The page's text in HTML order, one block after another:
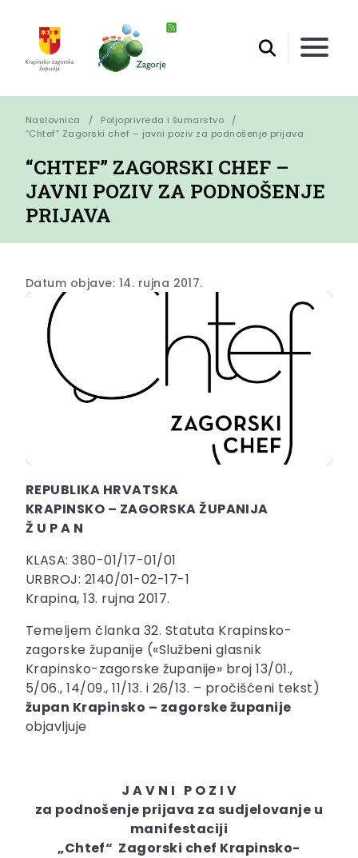
Naslovnica
Poljoprivreda i šumarstvo
“Chtef” Zagorski chef – javni poziv za podnošenje prijava
“CHTEF” ZAGORSKI CHEF –
JAVNI POZIV ZA PODNOŠENJE
PRIJAVA
Datum objave: 14. rujna 2017.
REPUBLIKA HRVATSKA
KRAPINSKO – ZAGORSKA ŽUPANIJA
Ž U P A N
KLASA: 380-01/17-01/01
URBROJ: 2140/01-02-17-1
Krapina, 13. rujna 2017.
Temeljem članka 32. Statuta Krapinsko-
zagorske županije («Službeni glasnik
Krapinsko-zagorske županije» broj 13/01.,
5/06., 14/09., 11/13. i 26/13. – pročišćeni tekst)
župan Krapinsko – zagorske županije
objavljuje
J A V N I P O Z I V
za podnošenje prijava za sudjelovanje u
manifestaciji
„Chtef“ Zagorski chef Krapinsko-